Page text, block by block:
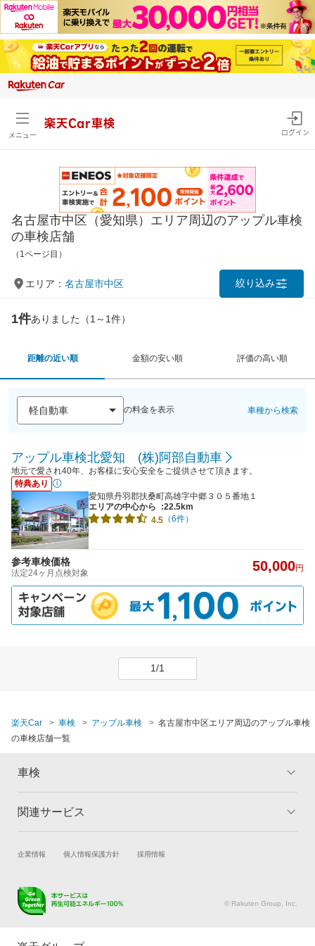
メニュー
楽天Car車検
ログイン
名古屋市中区（愛知県）エリア周辺のアップル車検
の車検店舗
（1ページ目）
エリア： 名古屋市中区 絞り込み
1件ありました（1～1件）
距離の近い順 金額の安い順 評価の高い順
の料金を表示 車種から検索
アップル車検北愛知 (株)阿部自動車
地元で愛され40年、お客様に安心安全をご提供させて頂きます。
特典あり
愛知県丹羽郡扶桑町高雄字中郷３０５番地１
エリアの中心から
:22.5km
4.5 （6件）
参考車検価格
法定24ヶ月点検対象 50,000円
1/1
楽天Car 車検 アップル車検
名古屋市中区エリア周辺のアップル車検
の車検店舗一覧
車検
トップ
車検の基礎知識 キャンペーン一覧
関連サービス
試乗・商談 新車購入
キズ修理予約
メンテナンス管理
企業情報 個人情報保護方針 採用情報
© Rakuten Group, Inc.